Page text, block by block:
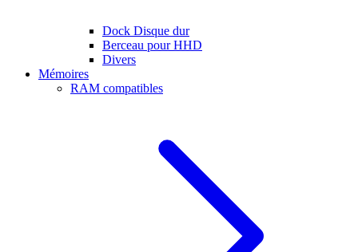
Dock Disque dur
Berceau pour HHD
Divers
Mémoires
RAM compatibles